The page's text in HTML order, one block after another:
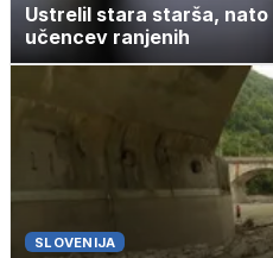
Ustrelil stara starša,
učencev ranjenih
SLOVENIJA